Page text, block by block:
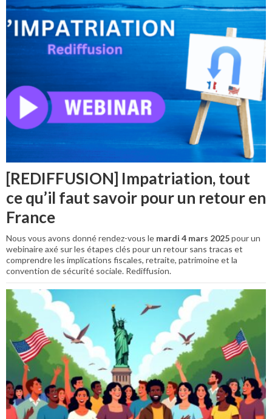
[REDIFFUSION] Impatriation, tout
ce qu’il faut savoir pour un retour en
France
Nous vous avons donné rendez-vous le mardi 4 mars 2025pour un
webinaire axé sur les étapes clés pour un retour sans tracas et
comprendre les implications fiscales, retraite, patrimoine et la
convention de sécurité sociale. Rediffusion.